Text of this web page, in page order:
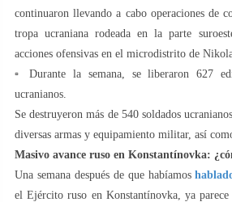
continuaron llevando a cabo operaciones de
tropa ucraniana rodeada en la parte
acciones ofensivas en el microdistrito de
▫️ Durante la semana, se liberaron 627
ucranianos.
Se destruyeron más de 540 soldados
diversas armas y equipamiento militar, así
Masivo avance ruso en Konstantínovka:
Una semana después de que habíamos
el Ejército ruso en Konstantínovka, ya parece